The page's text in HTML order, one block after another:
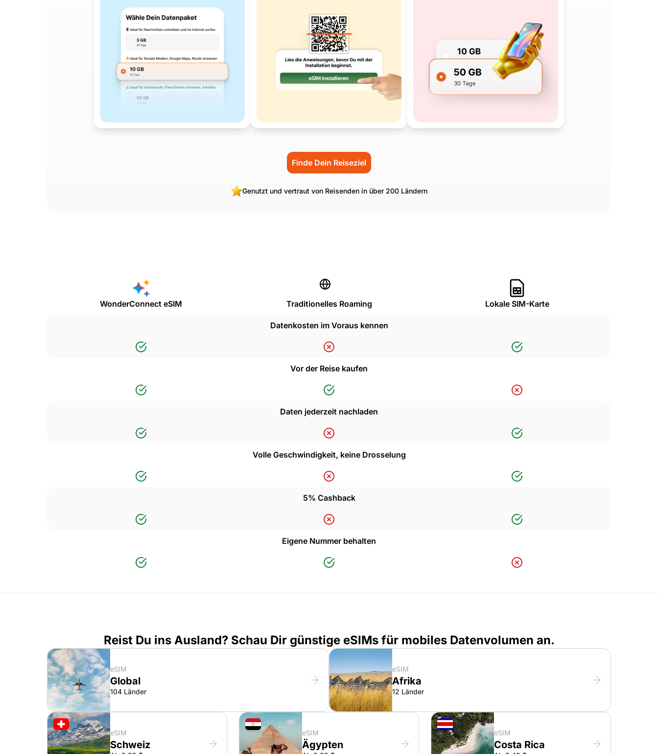
Finde Dein Reiseziel
Genutzt und vertraut von Reisenden in über 200 Ländern
WonderConnect eSIM Traditionelles Roaming Lokale SIM-Karte
Datenkosten im Voraus kennen
Vor der Reise kaufen
Daten jederzeit nachladen
Volle Geschwindigkeit, keine Drosselung
5% Cashback
Eigene Nummer behalten
Reist Du ins Ausland? Schau Dir günstige eSIMs für mobiles Datenvolumen an.
eSIM
Global
104 Länder
eSIM
Afrika
12 Länder
eSIM
Schweiz
eSIM
Ägypten
eSIM
Costa Rica